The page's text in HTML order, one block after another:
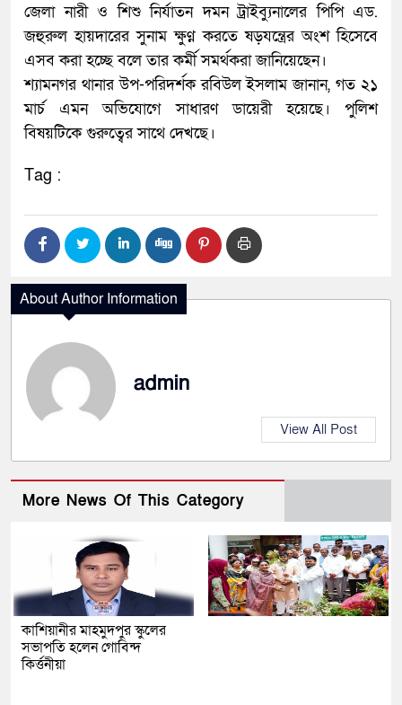
জেলা নারী ও শিশু নির্যাতন দমন ট্রাইব্যুনালের পিপি এড.
জহুরুল হায়দারের সুনাম ক্ষুণ্ন করতে ষড়যন্ত্রের অংশ হিসেবে
এসব করা হচ্ছে বলে তার কর্মী সমর্থকরা জানিয়েছেন।
শ্যামনগর থানার উপ-পরিদর্শক রবিউল ইসলাম জানান, গত ২১
মার্চ এমন অভিযোগে সাধারণ ডায়েরী হয়েছে। পুলিশ
বিষয়টিকে গুরুত্বের সাথে দেখছে।
Tag :
About Author Information
admin
View All Post
More News Of This Category
কাশিয়ানীর মাহমুদপুর স্কুলের
সভাপতি হলেন গোবিন্দ
কির্ত্তনীয়া